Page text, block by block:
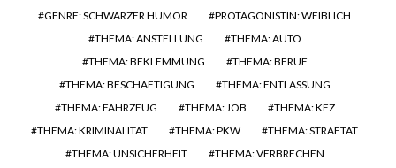
GENRE: SCHWARZER HUMOR
PROTAGONISTIN: WEIBLICH
THEMA: ANSTELLUNG
THEMA: AUTO
THEMA: BEKLEMMUNG
THEMA: BERUF
THEMA: BESCHÄFTIGUNG
THEMA: ENTLASSUNG
THEMA: FAHRZEUG
THEMA: JOB
THEMA: KFZ
THEMA: KRIMINALITÄT
THEMA: PKW
THEMA: STRAFTAT
THEMA: UNSICHERHEIT
THEMA: VERBRECHEN